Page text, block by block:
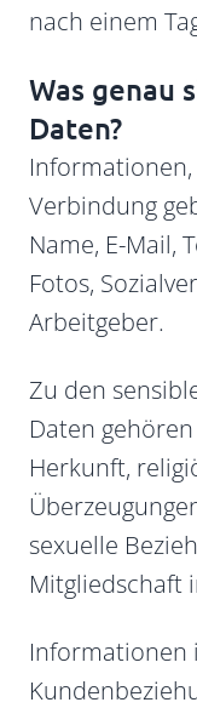
nach einem
Was genau
Daten?
Verbindung
Name, E-Mail,
Fotos,
Arbeitgeber.
Zu den
Daten
Herkunft,
sexuelle
Mitgliedschaft
Informationen